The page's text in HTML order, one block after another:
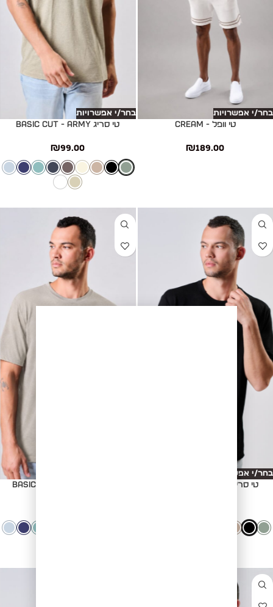
בחר/י אפשרויות
טי וופל - CREAM
₪189.00
בחר/י אפשרויות
טי סריג Basic cut - ARMY
₪99.00
בחר/י אפשרויות
טי סריג Basic cut - BLACK